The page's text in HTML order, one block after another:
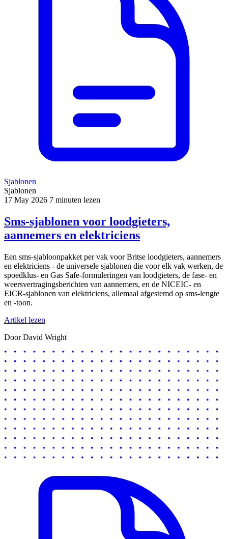
Sjablonen
Sjablonen
17 May 2026 7 minuten lezen
Sms-sjablonen voor loodgieters,
aannemers en elektriciens
Een sms-sjabloonpakket per vak voor Britse loodgieters, aannemers
en elektriciens - de universele sjablonen die voor elk vak werken, de
spoedklus- en Gas Safe-formuleringen van loodgieters, de fase- en
weersvertragingsberichten van aannemers, en de NICEIC- en
EICR-sjablonen van elektriciens, allemaal afgestemd op sms-lengte
en -toon.
Artikel lezen
Door David Wright